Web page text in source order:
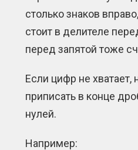
столько знаков
стоит в делителе
перед запятой тоже
Если цифр не хватает,
приписать в конце
нулей.
Например: